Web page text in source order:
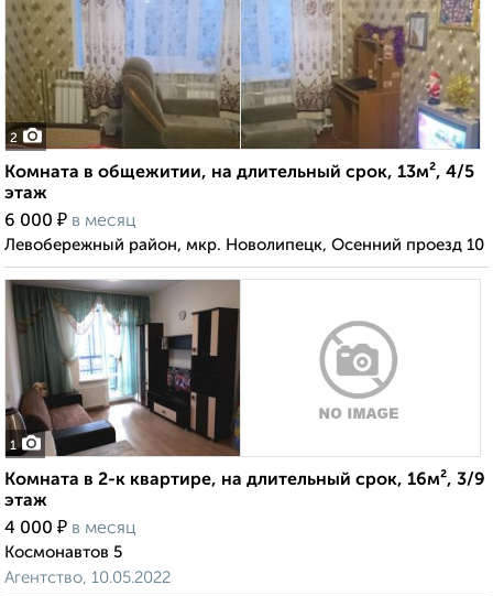
2
Комната в общежитии, на длительный срок, 13м², 4/5
этаж
6 000 ₽ в месяц
Левобережный район, мкр. Новолипецк, Осенний проезд 10
1
Комната в 2-к квартире, на длительный срок, 16м², 3/9
этаж
4 000 ₽ в месяц
Космонавтов 5
Агентство, 10.05.2022